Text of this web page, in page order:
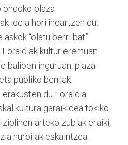
ondoko plaza
ideia hori indartzen du:
“olatu berri bat”
kultur eremuan
balioen inguruan: plaza-
publiko berriak.
du Loraldia
kultura garaikidea tokiko
arteko zubiak eraiki,
hurbilak eskaintzea.